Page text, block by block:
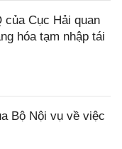
của Cục Hải quan
hóa tạm nhập tái
Bộ Nội vụ về việc